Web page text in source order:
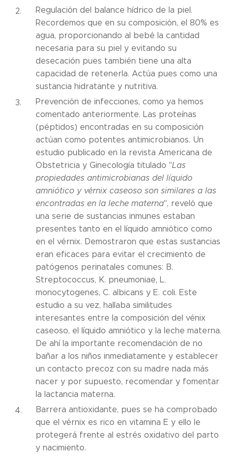
Regulación del balance hídrico de la piel.
Recordemos que en su composición, el 80% es
agua, proporcionando al bebé la cantidad
necesaria para su piel y evitando su
desecación pues también tiene una alta
capacidad de retenerla. Actúa pues como una
sustancia hidratante y nutritiva.
Prevención de infecciones, como ya hemos
comentado anteriormente. Las proteínas
(péptidos) encontradas en su composición
actúan como potentes antimicrobianos. Un
estudio publicado en la revista Americana de
Obstetricia y Ginecología titulado "Las
propiedades antimicrobianas del líquido
amniótico y vérnix caseoso son similares a las
encontradas en la leche materna", reveló que
una serie de sustancias inmunes estaban
presentes tanto en el líquido amniótico como
en el vérnix. Demostraron que estas sustancias
eran eficaces para evitar el crecimiento de
patógenos perinatales comunes: B.
Streptococcus, K. pneumoniae, L.
monocytogenes, C. albicans y E. coli. Este
estudio a su vez, hallaba similitudes
interesantes entre la composición del vénix
caseoso, el líquido amniótico y la leche materna.
De ahí la importante recomendación de no
bañar a los niños inmediatamente y establecer
un contacto precoz con su madre nada más
nacer y por supuesto, recomendar y fomentar
la lactancia materna.
Barrera antioxidante, pues se ha comprobado
que el vérnix es rico en vitamina E y ello le
protegerá frente al estrés oxidativo del parto
y nacimiento.